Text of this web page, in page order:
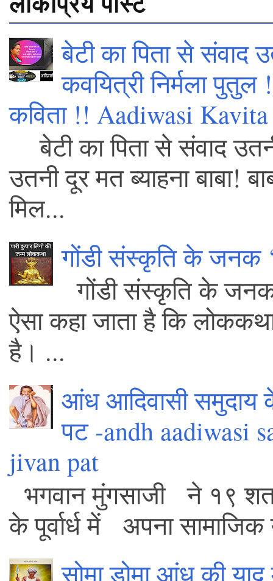
बेटी का पिता से संवाद
कवयित्री निर्मला
कविता !! Aadiwasi
बेटी का पिता से संवाद
उतनी दूर मत ब्याहना बाबा!
मिल...
गोंडी संस्कृति के जनक
गोंडी संस्कृति के
ऐसा कहा जाता है कि
है। ...
आंध आदिवासी समुदाय
पट -andh aadiwasi
jivan pat
भगवान मुंगसाजी ने १९
के पूर्वार्ध में अपना
सोमा डोमा आंध की